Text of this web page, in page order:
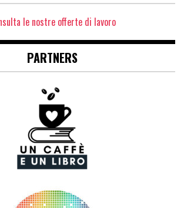
le nostre offerte di lavoro
PARTNERS